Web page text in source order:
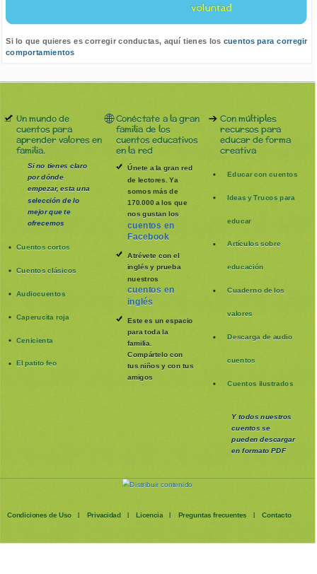
voluntad
Si lo que quieres es corregir conductas, aquí tienes los cuentos para corregir
comportamientos
Un mundo de
cuentos para
aprender valores en
familia.
Si no tienes claro
por dónde
empezar, esta una
selección de lo
mejor que te
ofrecemos
Cuentos cortos
Cuentos clásicos
Audiocuentos
Caperucita roja
Cenicienta
El patito feo
Conéctate a la gran
familia de los
cuentos educativos
en la red
Únete a la gran red
de lectores. Ya
somos más de
170.000 a los que
nos gustan los
cuentos en
Facebook
Atrévete con el
inglés y prueba
nuestros
cuentos en
inglés
Este es un espacio
para toda la
familia
Compártelo con
tus niños y con tus
amigos
Con múltiples
recursos para
educar de forma
creativa
Educar con cuentos
Ideas y Trucos para
educar
Artículos sobre
educación
Cuaderno de los
valores
Descarga de audio
cuentos
Cuentos ilustrados
Y todos nuestros
cuentos se
puedendescargar
en formato PDF
Condiciones de Uso | Privacidad | Licencia | Preguntas frecuentes | Contacto